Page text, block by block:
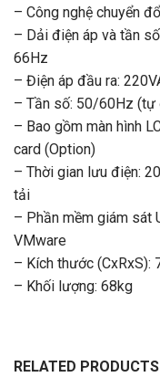
– Công nghệ chuyển
– Dải điện áp và tần
66Hz
– Điện áp đầu ra:
– Tần số: 50/60Hz (tự
– Bao gồm màn hình
card (Option)
– Thời gian lưu điện:
tải
– Phần mềm giám sát
VMware
– Kích thước (CxRxS):
– Khối lượng: 68kg
RELATED PRODUCTS